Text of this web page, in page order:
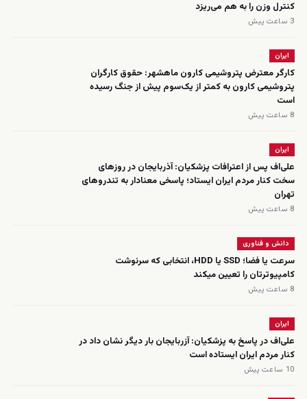
کنترل وزن را به هم می‌ریزد
3 ساعت پیش
ایران
کارگر معترض پتروشیمی کارون ماهشهر: حقوق کارگران
پتروشیمی کارون به کمتر از یک‌سوم پیش از جنگ رسیده
است
8 ساعت پیش
ایران
علی‌اف پس از اعترافات پزشکیان: آذربایجان در روزهای
سخت کنار مردم ایران ایستاد؛ پاسخی معنادار به تندروهای
تهران
8 ساعت پیش
دانش و فناوری
سرعت یا فضا؛ SSD یا HDD، انتخابی که سرنوشت
کامپیوترتان را تعیین میکند
8 ساعت پیش
ایران
علی‌اف در پاسخ به پزشکیان: آزربایجان بار دیگر نشان داد در
کنار مردم ایران ایستاده است
10 ساعت پیش